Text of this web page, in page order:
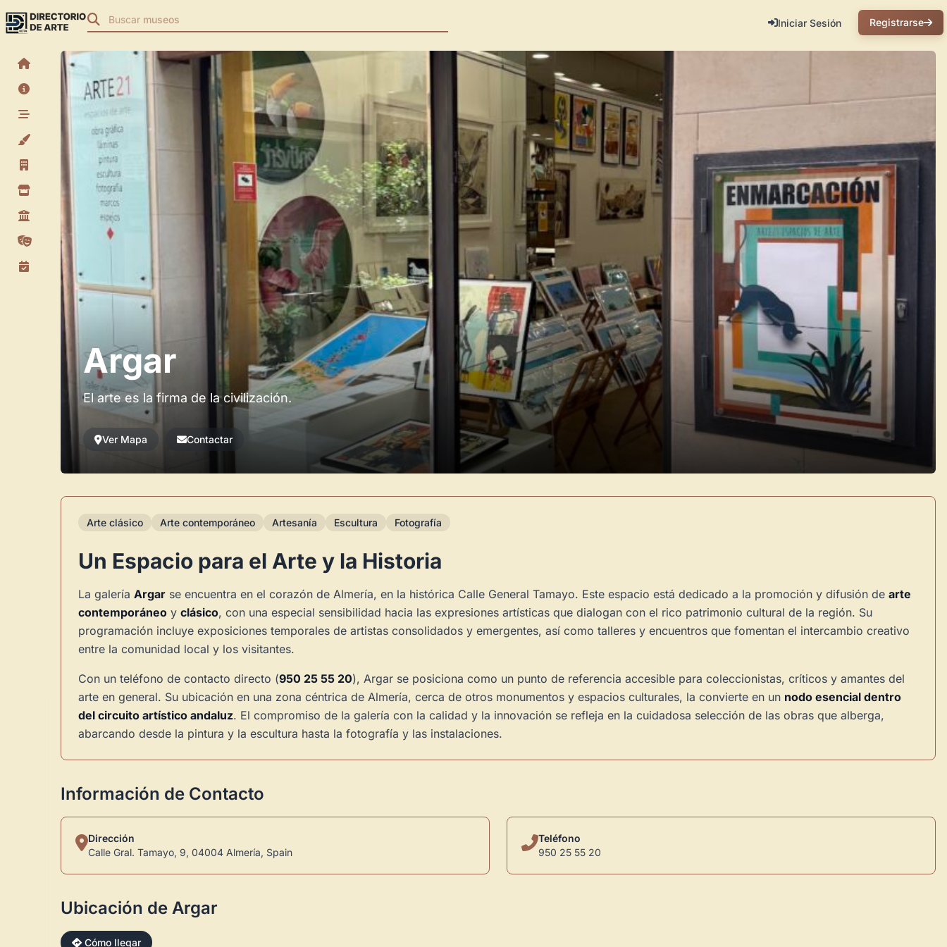
Buscar museos Iniciar Sesión Registrarse
Argar
El arte es la firma de la civilización.
Ver Mapa Contactar
Arte clásico Arte contemporáneo Artesanía Escultura Fotografía
Un Espacio para el Arte y la Historia
La galería Argar se encuentra en el corazón de Almería, en la histórica Calle General Tamayo. Este espacio está dedicado a la promoción y difusión de arte
contemporáneo y clásico, con una especial sensibilidad hacia las expresiones artísticas que dialogan con el rico patrimonio cultural de la región. Su
programación incluye exposiciones temporales de artistas consolidados y emergentes, así como talleres y encuentros que fomentan el intercambio creativo
entre la comunidad local y los visitantes.
Con un teléfono de contacto directo (950 25 55 20), Argar se posiciona como un punto de referencia accesible para coleccionistas, críticos y amantes del
arte en general. Su ubicación en una zona céntrica de Almería, cerca de otros monumentos y espacios culturales, la convierte en un nodo esencial dentro
del circuito artístico andaluz. El compromiso de la galería con la calidad y la innovación se refleja en la cuidadosa selección de las obras que alberga,
abarcando desde la pintura y la escultura hasta la fotografía y las instalaciones.
Información de Contacto
Dirección
Calle Gral. Tamayo, 9, 04004 Almería, Spain
Teléfono
950 25 55 20
Ubicación de Argar
Cómo llegar